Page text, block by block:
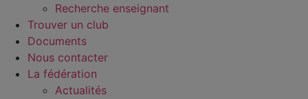
Recherche enseignant
Trouver un club
Documents
Nous contacter
La fédération
Actualités